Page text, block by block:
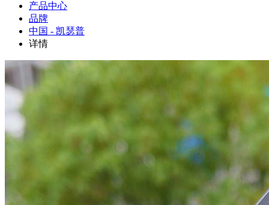
产品中心
品牌
中国 - 凯瑟普
详情